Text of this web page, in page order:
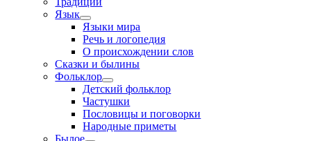
Язык
Языки мира
Речь и логопедия
О происхождении слов
Сказки и былины
Фольклор
Детский фольклор
Частушки
Пословицы и поговорки
Народные приметы